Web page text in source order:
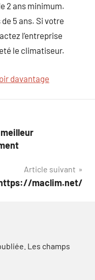
2 ans minimum.
5 ans. Si votre
l’entreprise
le climatiseur.
davantage
Article suivant
https://maclim.net/
Les champs